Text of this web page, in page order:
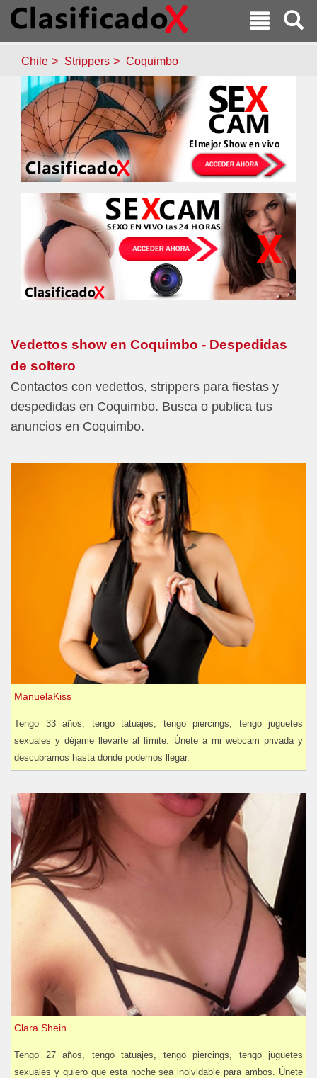
Chile Strippers Coquimbo
Vedettos show en Coquimbo - Despedidas
de soltero
Contactos con vedettos, strippers para fiestas y
despedidas en Coquimbo. Busca o publica tus
anuncios en Coquimbo.
ManuelaKiss
Tengo 33 años, tengo tatuajes, tengo piercings, tengo juguetes
sexuales y déjame llevarte al límite. Únete a mi webcam privada y
descubramos hasta dónde podemos llegar.
Clara Shein
Tengo 27 años, tengo tatuajes, tengo piercings, tengo juguetes
sexuales y quiero que esta noche sea inolvidable para ambos. Únete